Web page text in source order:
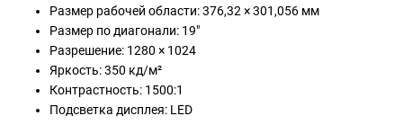
Размер рабочей области: 376,32 × 301,056 мм
Размер по диагонали: 19"
Разрешение: 1280 × 1024
Яркость: 350 кд/м²
Контрастность: 1500:1
Подсветка дисплея: LED